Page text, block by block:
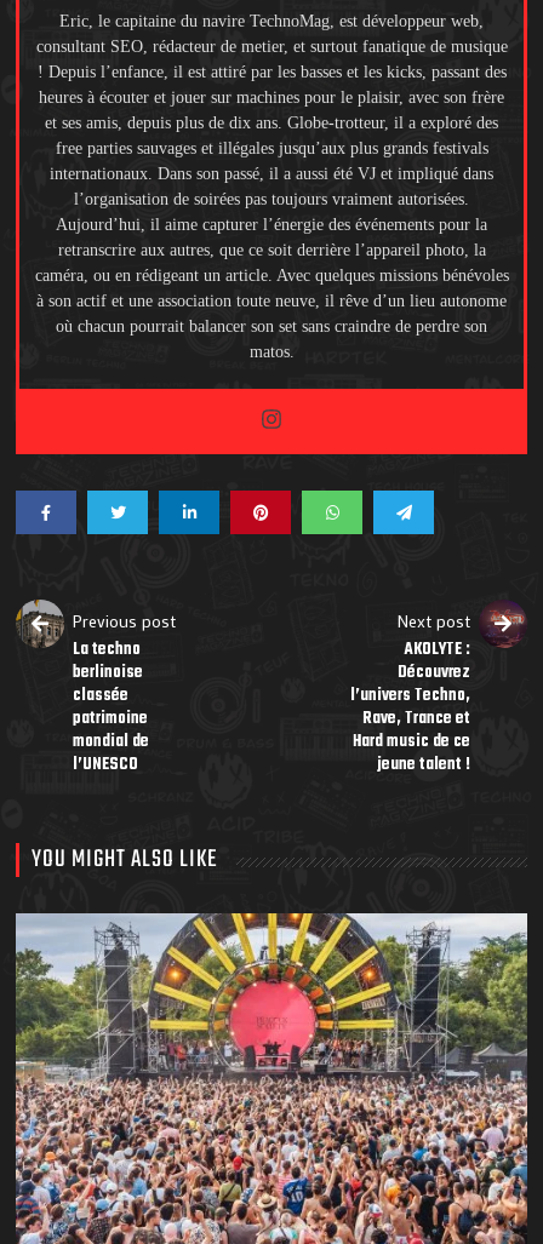
Eric, le capitaine du navire TechnoMag, est développeur web,
consultant SEO, rédacteur de metier, et surtout fanatique de musique
! Depuis l’enfance, il est attiré par les basses et les kicks, passant des
heures à écouter et jouer sur machines pour le plaisir, avec son frère
et ses amis, depuis plus de dix ans. Globe-trotteur, il a exploré des
free parties sauvages et illégales jusqu’aux plus grands festivals
internationaux. Dans son passé, il a aussi été VJ et impliqué dans
l’organisation de soirées pas toujours vraiment autorisées.
Aujourd’hui, il aime capturer l’énergie des événements pour la
retranscrire aux autres, que ce soit derrière l’appareil photo, la
caméra, ou en rédigeant un article. Avec quelques missions bénévoles
à son actif et une association toute neuve, il rêve d’un lieu autonome
où chacun pourrait balancer son set sans craindre de perdre son
matos.
Previous post
La techno
berlinoise
classée
patrimoine
mondial de
l’UNESCO
Next post
AKOLYTE :
Découvrez
l’univers Techno,
Rave, Trance et
Hard music de ce
jeune talent !
YOU MIGHT ALSO LIKE